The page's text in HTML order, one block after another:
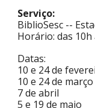
Serviço:
BiblioSesc --
Horário: das 10h
Datas:
10 e 24 de
10 e 24 de março
7 de abril
5 e 19 de maio